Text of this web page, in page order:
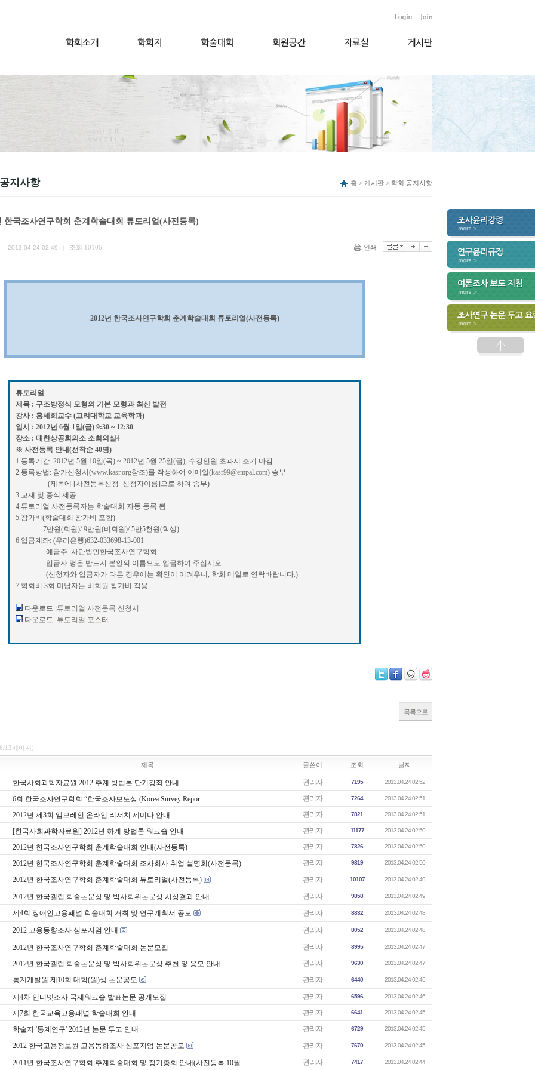
지사항 홈 > 게시판 > 학회 공지사항
한국조사연구학회 춘계학술대회 튜토리얼(사전등록)
2013.04.24 02:49 조회 10106 인쇄
2012년 한국조사연구학회 춘계학술대회 튜토리얼(사전등록)
튜토리얼
제목 : 구조방정식 모형의 기본 모형과 최신 발전
강사 : 홍세희교수 (고려대학교 교육학과)
일시 : 2012년 6월 1일(금) 9:30 ~ 12:30
장소 : 대한상공회의소 소회의실4
※ 사전등록 안내(선착순 40명)
1.등록기간: 2012년 5월 10일(목) ~ 2012년 5월 25일(금), 수강인원 초과시 조기 마감
2.등록방법: 참가신청서(www.kasr.org참조)를 작성하여 이메일(kasr99@empal.com) 송부
(제목에 [사전등록신청_신청자이름]으로 하여 송부)
3.교재 및 중식 제공
4.튜토리얼 사전등록자는 학술대회 자동 등록 됨
5.참가비(학술대회 참가비 포함)
-7만원(회원)/ 9만원(비회원)/ 5만5천원(학생)
6.입금계좌: (우리은행)632-033698-13-001
예금주: 사단법인한국조사연구학회
입금자 명은 반드시 본인의 이름으로 입금하여 주십시오.
(신청자와 입금자가 다른 경우에는 확인이 어려우니, 학회 메일로 연락바랍니다.)
7.학회비 3회 미납자는 비회원 참가비 적용
다운로드 :튜토리얼 사전등록 신청서
다운로드 :튜토리얼 포스터
목록으로
13페이지)
제목 글쓴이 조회 날짜
한국사회과학자료원 2012 추계 방법론 단기강좌 안내 관리자 7195 2013.04.24 02:52
6회 한국조사연구학회 “한국조사보도상 (Korea Survey Repor 관리자 7264 2013.04.24 02:51
2012년 제3회 엠브레인 온라인 리서치 세미나 안내 관리자 7821 2013.04.24 02:51
[한국사회과학자료원] 2012년 하계 방법론 워크숍 안내 관리자 11177 2013.04.24 02:50
2012년 한국조사연구학회 춘계학술대회 안내(사전등록) 관리자 7826 2013.04.24 02:50
2012년 한국조사연구학회 춘계학술대회 조사회사 취업 설명회(사전등록) 관리자 9819 2013.04.24 02:50
2012년 한국조사연구학회 춘계학술대회 튜토리얼(사전등록) 관리자 10107 2013.04.24 02:49
2012년 한국갤럽 학술논문상 및 박사학위논문상 시상결과 안내 관리자 9858 2013.04.24 02:49
제4회 장애인고용패널 학술대회 개최 및 연구계획서 공모 관리자 8832 2013.04.24 02:48
2012 고용동향조사 심포지엄 안내 관리자 8052 2013.04.24 02:48
2012년 한국조사연구학회 춘계학술대회 논문모집 관리자 8995 2013.04.24 02:47
2012년 한국갤럽 학술논문상 및 박사학위논문상 추천 및 응모 안내 관리자 9630 2013.04.24 02:47
통계개발원 제10회 대학(원)생 논문공모 관리자 6440 2013.04.24 02:46
제4차 인터넷조사 국제워크숍 발표논문 공개모집 관리자 6596 2013.04.24 02:46
제7회 한국교육고용패널 학술대회 안내 관리자 6641 2013.04.24 02:45
학술지 '통계연구' 2012년 논문 투고 안내 관리자 6729 2013.04.24 02:45
2012 한국고용정보원 고용동향조사 심포지엄 논문공모 관리자 7670 2013.04.24 02:45
2011년 한국조사연구학회 추계학술대회 및 정기총회 안내(사전등록 10월 관리자 7417 2013.04.24 02:44